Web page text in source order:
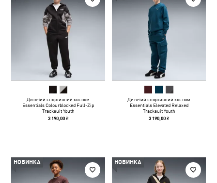
Дитячий спортивний костюм
Essentials Colourblocked Full-Zip
Tracksuit Youth
3 190,00 ₴
Дитячий спортивний костюм
Essentials Elevated Relaxed
Tracksuit Youth
3 190,00 ₴
НОВИНКА НОВИНКА